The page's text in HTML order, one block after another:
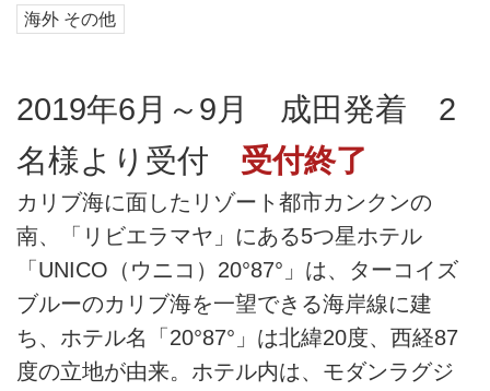
海外 その他
2019年6月～9月 成田発着 2
名様より受付 受付終了
カリブ海に面したリゾート都市カンクンの
南、「リビエラマヤ」にある5つ星ホテル
「UNICO（ウニコ）20°87°」は、ターコイズ
ブルーのカリブ海を一望できる海岸線に建
ち、ホテル名「20°87°」は北緯20度、西経87
度の立地が由来。ホテル内は、モダンラグジ